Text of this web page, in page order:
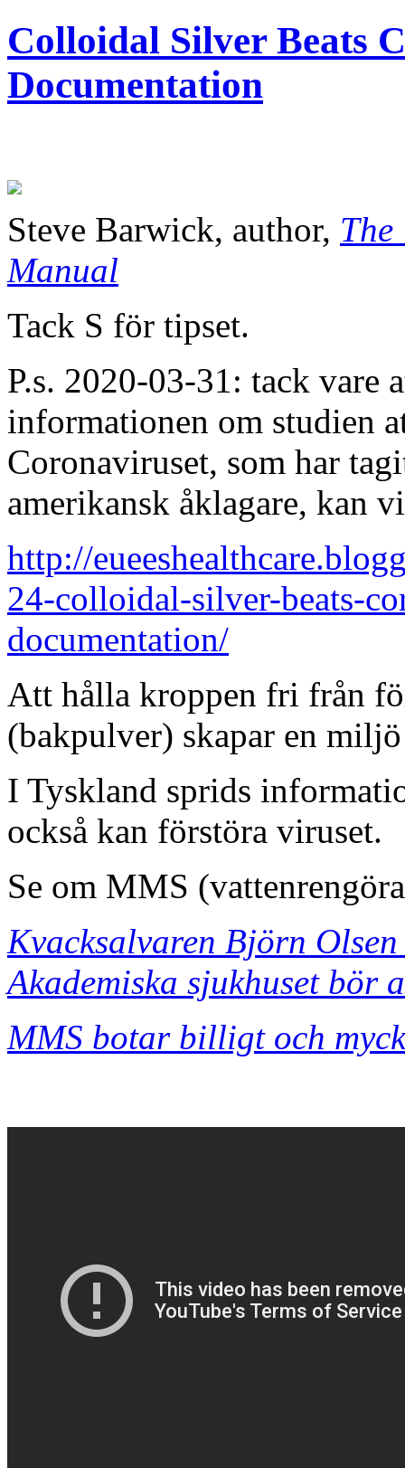
Colloidal Silver Beats
Documentation
Steve Barwick, author,
Manual
Tack S för tipset.
P.s. 2020-03-31: tack vare
informationen om studien
Coronaviruset, som har
amerikansk åklagare, kan
http://
24-colloidal-silver-beats-
documentation/
Att hålla kroppen fri från
(bakpulver) skapar en
I Tyskland sprids
också kan förstöra viruset.
Se om MMS
Kvacksalvaren Björn
Akademiska sjukhuset bör
MMS botar billigt och